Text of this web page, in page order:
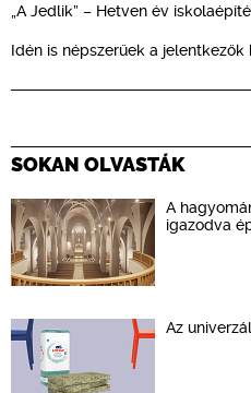
„A Jedlik” – Hetven év
Idén is népszerűek a jelentkezők
SOKAN OLVASTÁK
A
igazodva
Az